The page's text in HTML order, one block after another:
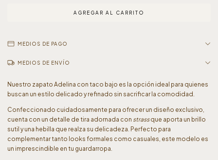
MEDIOS DE PAGO
MEDIOS DE ENVÍO
Nuestro zapato Adelina con taco bajo es la opción ideal para quienes
buscan un estilo delicado y refinado sin sacrificar la comodidad.
Confeccionado cuidadosamente para ofrecer un diseño exclusivo,
cuenta con un detalle de tira adornada con strassque aporta un brillo
sutil y una hebilla que realza su delicadeza. Perfecto para
complementar tanto looks formales como casuales, este modelo es
un imprescindible en tu guardarropa.